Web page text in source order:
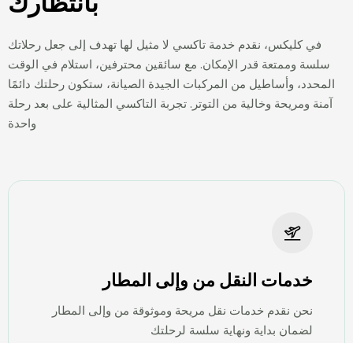
في کلیکس، نقدم خدمة تاكسي لا مثيل لها تهدف إلى جعل رحلاتك
سلسة وممتعة قدر الإمكان. مع سائقين محترفين، استلام في الوقت
المحدد، وأساطيل من المركبات الجيدة الصيانة، ستكون رحلتك دائمًا
آمنة ومريحة وخالية من التوتر. تجربة التاكسي المثالية على بعد رحلة
واحدة
خدمات النقل من وإلى المطار
نحن نقدم خدمات نقل مريحة وموثوقة من وإلى المطار
لضمان بداية ونهاية سلسة لرحلتك